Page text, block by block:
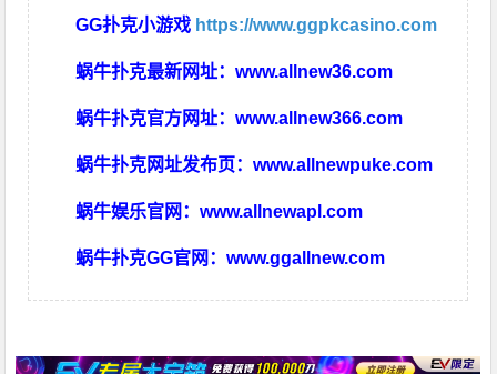
GG扑克小游戏 https://www.ggpkcasino.com
蜗牛扑克最新网址：www.allnew36.com
蜗牛扑克官方网址：www.allnew366.com
蜗牛扑克网址发布页：www.allnewpuke.com
蜗牛娱乐官网：www.allnewapl.com
蜗牛扑克GG官网：www.ggallnew.com